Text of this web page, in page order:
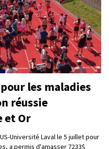
les maladies
réussie
et Or
Université Laval le 5 juillet pour
a permis d'amasser 7233$